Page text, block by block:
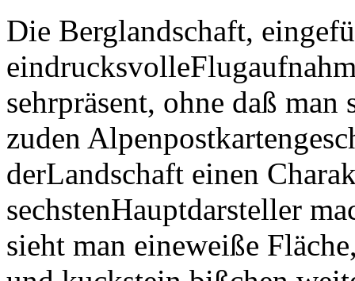
Die Berglandschaft,
sehrpräsent, ohne daß
zuden
derLandschaft einen
sechstenHauptdarsteller
sieht man eineweiße